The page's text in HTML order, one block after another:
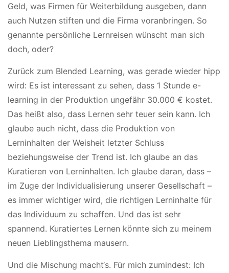
Geld, was Firmen für Weiterbildung ausgeben, dann
auch Nutzen stiften und die Firma voranbringen. So
genannte persönliche Lernreisen wünscht man sich
doch, oder?
Zurück zum Blended Learning, was gerade wieder hipp
wird: Es ist interessant zu sehen, dass 1 Stunde e-
learning in der Produktion ungefähr 30.000 € kostet.
Das heißt also, dass Lernen sehr teuer sein kann. Ich
glaube auch nicht, dass die Produktion von
Lerninhalten der Weisheit letzter Schluss
beziehungsweise der Trend ist. Ich glaube an das
Kuratieren von Lerninhalten. Ich glaube daran, dass –
im Zuge der Individualisierung unserer Gesellschaft –
es immer wichtiger wird, die richtigen Lerninhalte für
das Individuum zu schaffen. Und das ist sehr
spannend. Kuratiertes Lernen könnte sich zu meinem
neuen Lieblingsthema mausern.
Und die Mischung macht‘s. Für mich zumindest: Ich